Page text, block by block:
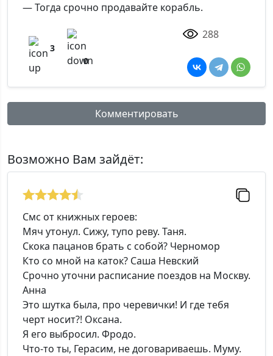
— Тогда срочно продавайте корабль.
3
0
288
Комментировать
Комментарий:
*Максимальное кол-во символов - 500. Ручная модерация.
Добавить
Возможно Вам зайдёт:
Смс от книжных героев:
Мяч утонул. Сижу, тупо реву. Таня.
Скока пацанов брать с собой? Черномор
Кто со мной на каток? Саша Невский
Срочно уточни расписание поездов на Москву.
Анна
Это шутка была, про черевички! И где тебя
черт носит?! Оксана.
Я его выбросил. Фродо.
Что-то ты, Герасим, не договариваешь. Муму.